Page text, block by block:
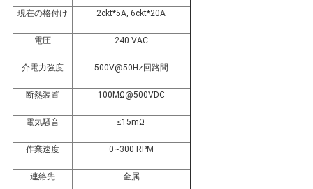
を
し
な
さ
現在の格付け 2ckt*5A, 6ckt*20A
電圧 240 VAC
介電力強度 500V@50Hz回路間
断熱装置 100MΩ@500VDC
電気騒音 ≤15mΩ
作業速度 0~300 RPM
連絡先 金属